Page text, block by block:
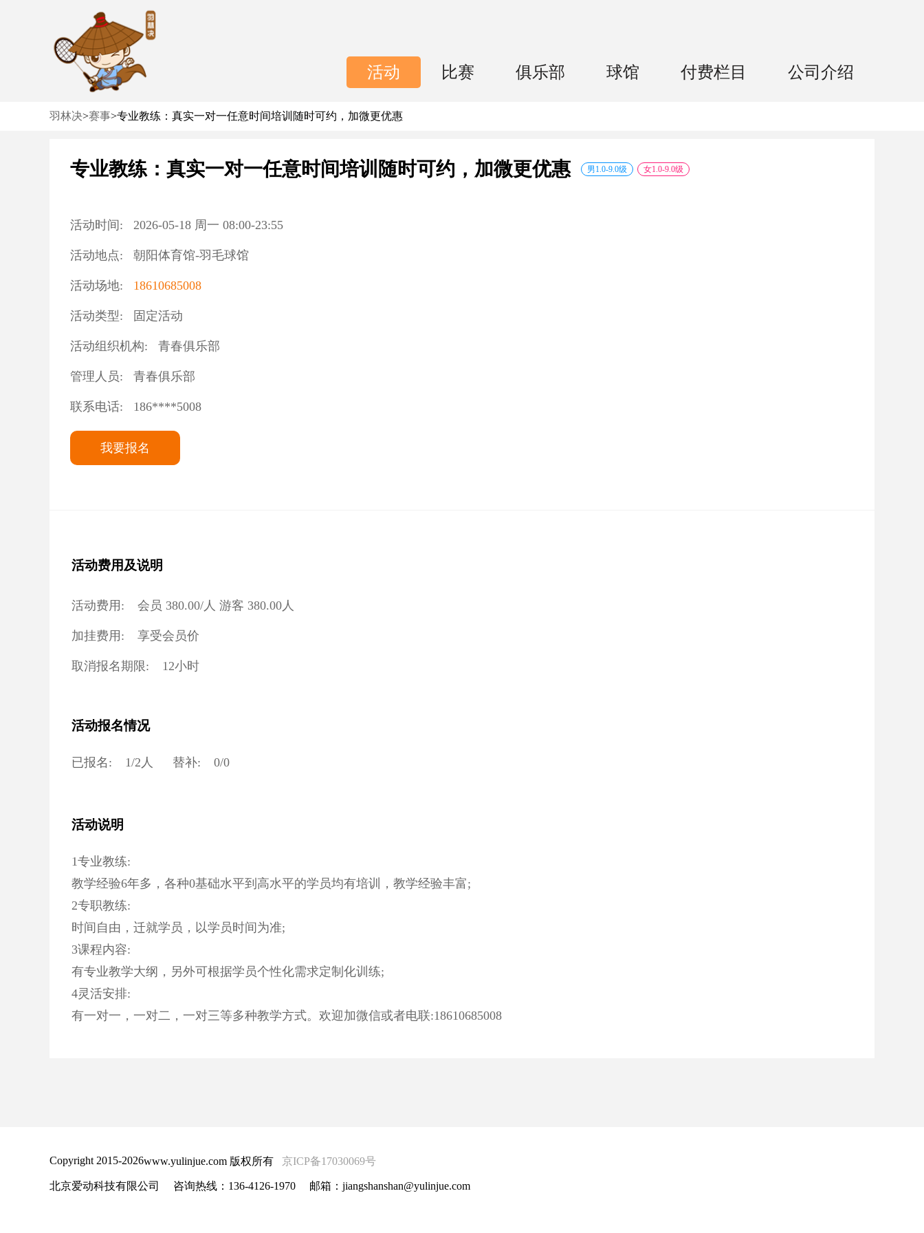
活动 比赛 俱乐部 球馆 付费栏目 公司介绍
羽林决>赛事>专业教练：真实一对一任意时间培训随时可约，加微更优惠
专业教练：真实一对一任意时间培训随时可约，加微更优惠 男1.0-9.0级 女1.0-9.0级
活动时间: 2026-05-18 周一 08:00-23:55
活动地点: 朝阳体育馆-羽毛球馆
活动场地: 18610685008
活动类型: 固定活动
活动组织机构: 青春俱乐部
管理人员: 青春俱乐部
联系电话: 186****5008
我要报名
活动费用及说明
活动费用: 会员 380.00/人 游客 380.00人
加挂费用: 享受会员价
取消报名期限: 12小时
活动报名情况
已报名: 1/2 人 替补: 0/0
活动说明
1专业教练:
教学经验6年多，各种0基础水平到高水平的学员均有培训，教学经验丰富;
2专职教练:
时间自由，迁就学员，以学员时间为准;
3课程内容:
有专业教学大纲，另外可根据学员个性化需求定制化训练;
4灵活安排:
有一对一，一对二，一对三等多种教学方式。欢迎加微信或者电联:18610685008
Copyright 2015-2026www.yulinjue.com 版权所有 京ICP备17030069号
北京爱动科技有限公司 咨询热线：136-4126-1970 邮箱：jiangshanshan@yulinjue.com